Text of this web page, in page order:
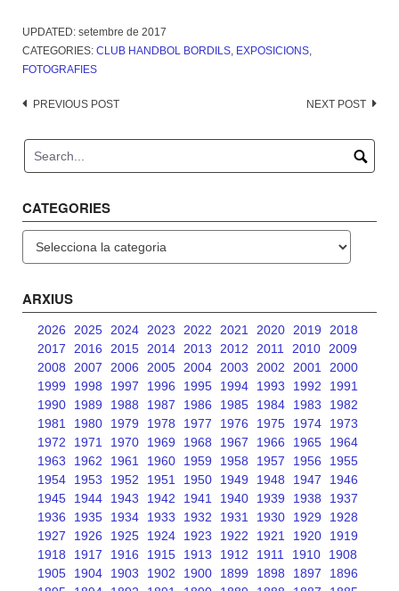
UPDATED: setembre de 2017
CATEGORIES: CLUB HANDBOL BORDILS, EXPOSICIONS,
FOTOGRAFIES
Post
PREVIOUS POST NEXT POST
CATEGORIES
ARXIUS
2026 2025 2024 2023 2022 2021 2020 2019
2018
2017
2016 2015 2014 2013 2012 2011 2010 2009
2008
2007 2006 2005 2004 2003 2002 2001
2000
1999
1998 1997 1996 1995 1994 1993 1992
1991
1990
1989 1988 1987 1986 1985 1984 1983
1982
1981
1980 1979 1978 1977 1976 1975 1974
1973
1972
1971 1970 1969 1968 1967 1966 1965
1964
1963
1962 1961 1960 1959 1958 1957 1956
1955
1954
1953 1952 1951 1950 1949 1948 1947
1946
1945
1944 1943 1942 1941 1940 1939 1938
1937
1936
1935 1934 1933 1932 1931 1930 1929
1928
1927
1926 1925 1924 1923 1922 1921 1920
1919
1918
1917 1916 1915 1913 1912 1911 1910
1908
1905
1904 1903 1902 1900 1899 1898 1897
1896